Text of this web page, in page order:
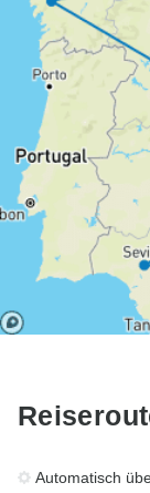
Automatisch